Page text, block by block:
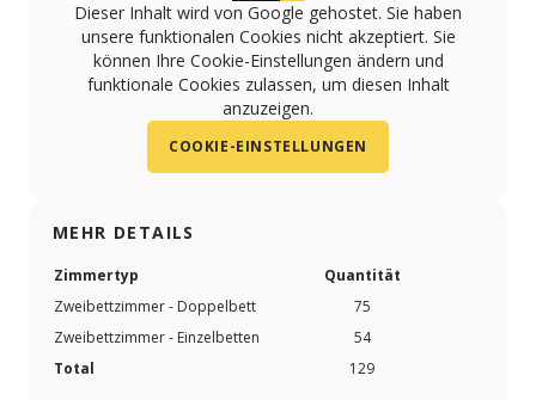
Dieser Inhalt wird von Google gehostet. Sie haben
unsere funktionalen Cookies nicht akzeptiert. Sie
können Ihre Cookie-Einstellungen ändern und
funktionale Cookies zulassen, um diesen Inhalt
anzuzeigen.
COOKIE-EINSTELLUNGEN
MEHR DETAILS
Zimmertyp
Quantität
Zweibettzimmer - Doppelbett
75
Zweibettzimmer - Einzelbetten
54
Total
129